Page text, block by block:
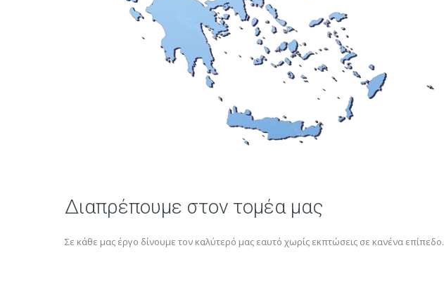
Διαπρέπουμε στον τομέα μας
Σε κάθε μας έργο δίνουμε τον καλύτερό μας εαυτό χωρίς εκπτώσεις σε κανένα επίπεδο.